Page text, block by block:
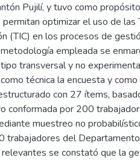
Pujilí, y tuvo como
optimizar el uso de las
(TIC) en los procesos de
empleada se
transversal y no
técnica la encuesta y
con 27 ítems,
conformada por 200
muestreo no
trabajadores del
se constató que la